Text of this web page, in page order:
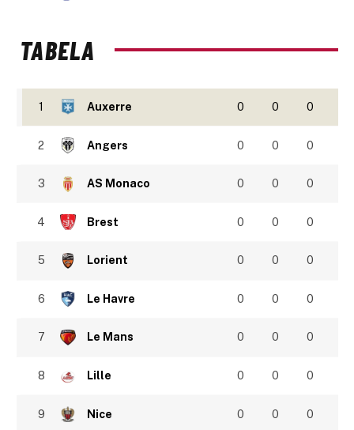
TABELA
1 Auxerre 0 0 0
2 Angers 0 0 0
3 AS Monaco 0 0 0
4 Brest 0 0 0
5 Lorient 0 0 0
6 Le Havre 0 0 0
7 Le Mans 0 0 0
8 Lille 0 0 0
9 Nice 0 0 0